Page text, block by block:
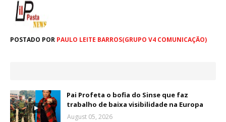
POSTADO POR PAULO LEITE BARROS(GRUPO V4 COMUNICAÇÃO)
Pai Profeta o bofia do Sinse que faz
trabalho de baixa visibilidade na Europa
August 05, 2026